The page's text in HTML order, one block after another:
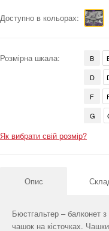
Доступно в кольорах:
Розмірна шкала: B
D
F
G
Як вибрати свій розмір?
Опис
Бюстгальтер – балконет
чашок на кісточках.